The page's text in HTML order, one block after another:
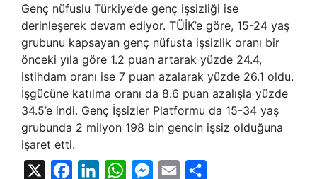
Genç nüfuslu Türkiye’de genç işsizliği ise
derinleşerek devam ediyor. TÜİK’e göre, 15-24 yaş
grubunu kapsayan genç nüfusta işsizlik oranı bir
önceki yıla göre 1.2 puan artarak yüzde 24.4,
istihdam oranı ise 7 puan azalarak yüzde 26.1 oldu.
İşgücüne katılma oranı da 8.6 puan azalışla yüzde
34.5’e indi. Genç İşsizler Platformu da 15-34 yaş
grubunda 2 milyon 198 bin gencin işsiz olduğuna
işaret etti.
FacebookLinkedInWhatsAppMessenger
Email